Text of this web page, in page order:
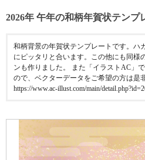
2026年 午年の和柄年賀状テンプ
和柄背景の年賀状テンプレートです。ハ
にピッタリと合います。この他にも同様
ンも作りました。 また「イラストAC」
ので、ベクターデータをご希望の方は是
https://www.ac-illust.com/main/